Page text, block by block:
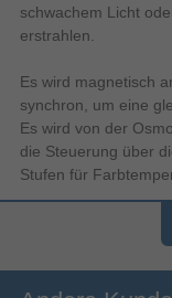
schwachem Licht
erstrahlen.
Es wird magnetisch
synchron, um eine
Es wird von der
die Steuerung über
Stufen für
Sorgt für weiches,
hohen
Situationen.